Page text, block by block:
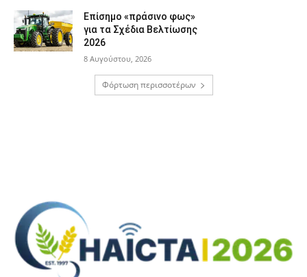
Επίσημο «πράσινο φως»
για τα Σχέδια Βελτίωσης
2026
8 Αυγούστου, 2026
Φόρτωση περισσοτέρων